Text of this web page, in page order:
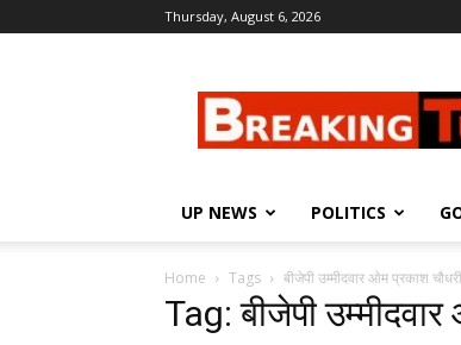
Thursday, August 6, 2026
UP NEWS POLITICS
Home Tags बीजेपी उम्मीदवार ओम प्रकाश चौधरी
Tag: बीजेपी